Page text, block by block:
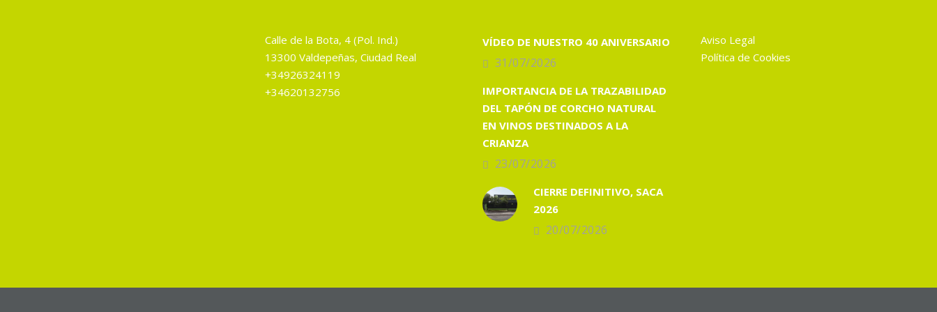
Calle de la Bota, 4 (Pol. Ind.)
13300 Valdepeñas, Ciudad Real
+34926324119
+34620132756
VÍDEO DE NUESTRO 40 ANIVERSARIO
31/07/2026
IMPORTANCIA DE LA TRAZABILIDAD
DEL TAPÓN DE CORCHO NATURAL
EN VINOS DESTINADOS A LA
CRIANZA
23/07/2026
CIERRE DEFINITIVO, SACA
2026
20/07/2026
Aviso Legal
Política de Cookies